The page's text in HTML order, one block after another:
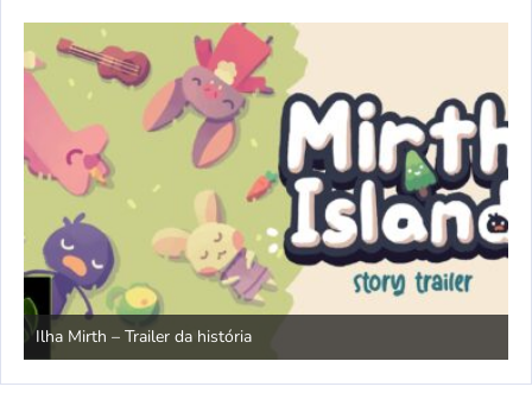
Ilha Mirth – Trailer da história